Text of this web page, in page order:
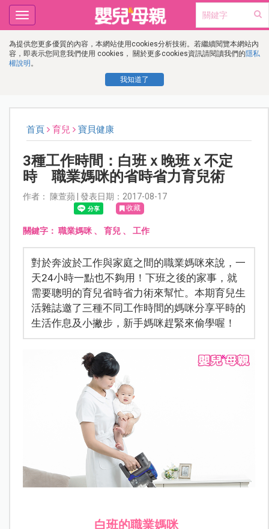
為提供您更多優質的內容，本網站使用cookies分析技術。若繼續閱覽本網站內
容，即表示您同意我們使用 cookies， 關於更多cookies資訊請閱讀我們的隱私
權說明 。
我知道了
Toggle
navigation
首頁 育兒 寶貝健康
3種工作時間：白班ｘ晚班ｘ不定
時 職業媽咪的省時省力育兒術
作者： 陳萱蘋 | 發表日期：2017-08-17
收藏
關鍵字： 職業媽咪、 育兒、 工作
對於奔波於工作與家庭之間的職業媽咪來說，一
天24小時一點也不夠用！下班之後的家事，就
需要聰明的育兒省時省力術來幫忙。本期育兒生
活雜誌邀了三種不同工作時間的媽咪分享平時的
生活作息及小撇步，新手媽咪趕緊來偷學喔！
白班的職業媽咪